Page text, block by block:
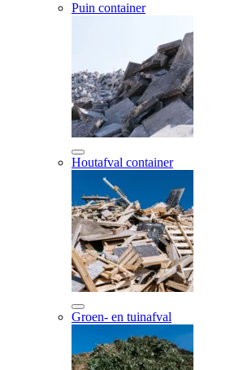
Puin container
Houtafval container
Groen- en tuinafval